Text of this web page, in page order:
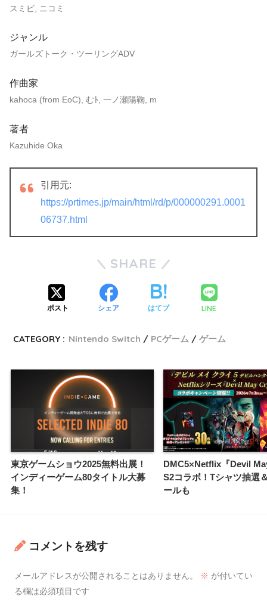
スミビ, ニコミ
ジャンル
ガールズトーク・ツーリングADV
作曲家
kahoca (from EoC), むﾄ, 一ノ瀬陽鞠, m
著者
Kazuhide Oka
引用元:
https://prtimes.jp/main/html/rd/p/000000291.0001
06737.html
SHARE
ポスト シェア はてブ LINE
CATEGORY : Nintendo Switch PCゲーム ゲーム
東京ゲームショウ2025無料出展！
インディーゲーム80タイトル大募
集！
DMC5×Netflix『Devil
S2コラボ！Tシャツ抽選
ールも
コメントを残す
メールアドレスが公開されることはありません。 ※ が付いてい
る欄は必須項目です